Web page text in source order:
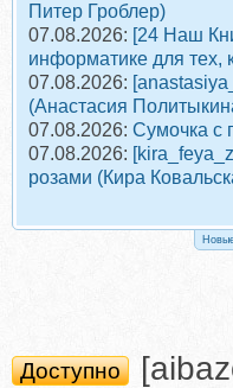
Питер Гроблер)
07.08.2026: [24 Наш
информатике для тех,
07.08.2026:
(Анастасия
07.08.2026: Сумочка с
07.08.2026:
розами (Кира
Доступно